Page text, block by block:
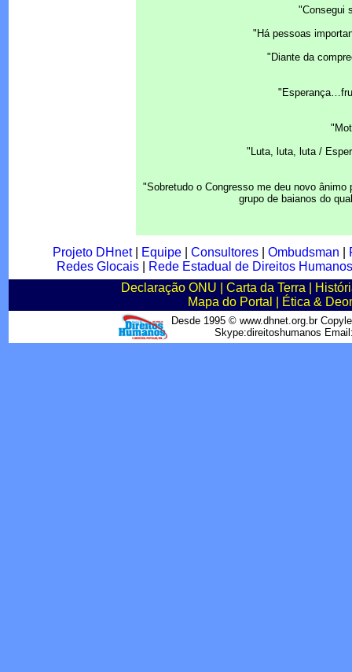
"Consegui
"Há pessoas
"Diante da
"Luta, luta, luta /
"Sobretudo o Congresso me deu novo
grupo de baianos do
Projeto DHnet| Equipe| Consultores| Ombudsman
Redes Glocais|
Rede Estadual de Direitos
Declaração ONU
Carta da Terra
Mapa do Portal
Ética &
Desde 1995 © www.dhnet.org.br
Skype:direitoshumanos